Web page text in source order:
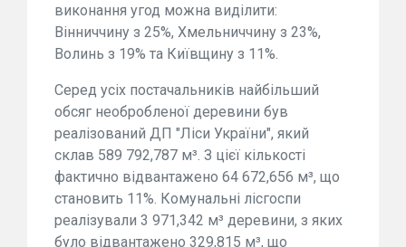
виконання угод можна виділити:
Вінниччину з 25%, Хмельниччину з 23%,
Волинь з 19% та Київщину з 11%.
Серед усіх постачальників найбільший
обсяг необробленої деревини був
реалізований ДП "Ліси України", який
склав 589 792,787 м³. З цієї кількості
фактично відвантажено 64 672,656 м³, що
становить 11%. Комунальні лісгоспи
реалізували 3 971,342 м³ деревини, з яких
було відвантажено 329,815 м³, що